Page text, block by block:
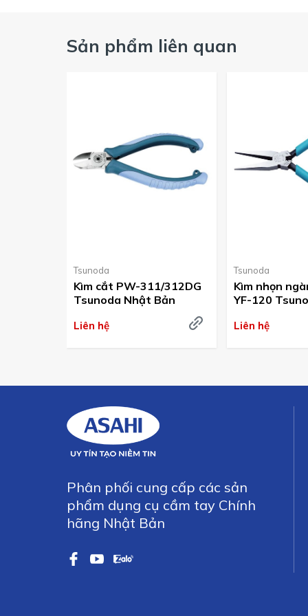
Hỗ trợ tư vấn kỹ thuật 0912629188
Sản phẩm liên quan
Tsunoda
Kìm cắt PW-311/312DG
Tsunoda Nhật Bản
Liên hệ
Tsunoda
Kìm nhọn
YF-120
Liên hệ
Phân phối cung cấp các sản
phẩm dụng cụ cầm tay Chính
hãng Nhật Bản